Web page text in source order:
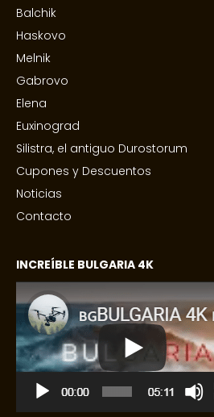
Balchik
Haskovo
Melnik
Gabrovo
Elena
Euxinograd
Silistra, el antiguo Durostorum
Cupones y Descuentos
Noticias
Contacto
INCREÍBLE BULGARIA 4K